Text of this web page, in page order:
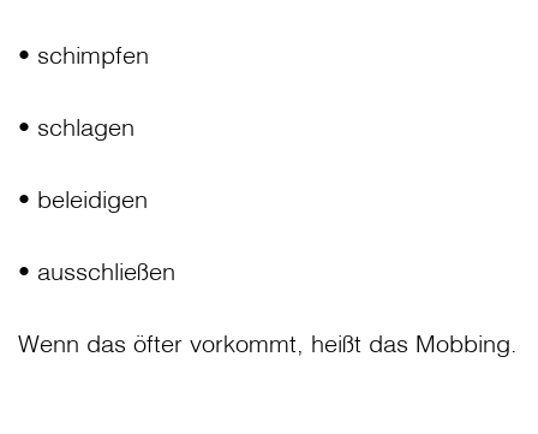
• schimpfen
• schlagen
• beleidigen
• ausschließen
Wenn das öfter vorkommt, heißt das Mobbing.